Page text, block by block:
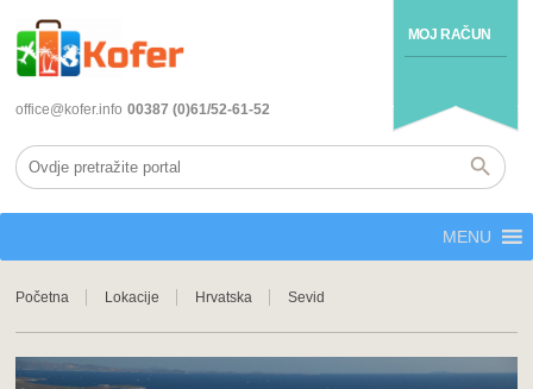
MOJ RAČUN
office@kofer.info 00387 (0)61/52-61-52
MENU
Početna Lokacije Hrvatska Sevid